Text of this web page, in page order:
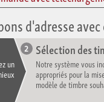
d'adresse
un
Sélection des
Notre système vous
appropriés pour la
modèle de timbre